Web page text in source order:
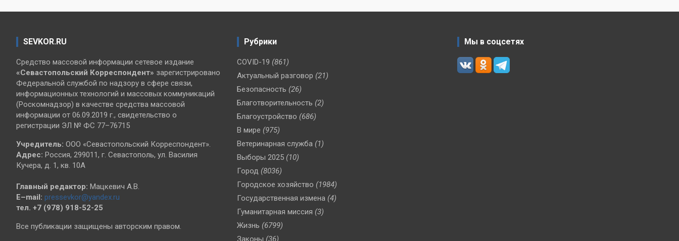
SEVKOR.RU
Средство массовой информации сетевое издание
«Севастопольский Корреспондент» зарегистрировано
Федеральной службой по надзору в сфере связи,
информационных технологий и массовых коммуникаций
(Роскомнадзор) в качестве средства массовой
информации от 06.09.2019 г., свидетельство о
регистрации ЭЛ № ФС 77–76715
Учредитель: ООО «Севастопольский Корреспондент».
Адрес: Россия, 299011, г. Севастополь, ул. Василия
Кучера, д. 1, кв. 10А
Главный редактор: Мацкевич А.В.
E–mail: pressevkor@yandex.ru
тел. +7 (978) 918-52-25
Все публикации защищены авторским правом.
Рубрики
COVID-19 (861)
Актуальный разговор (21)
Безопасность (26)
Благотворительность (2)
Благоустройство (686)
В мире (975)
Ветеринарная служба (1)
Выборы 2025 (10)
Город (8036)
Городское хозяйство (1984)
Государственная измена (4)
Гуманитарная миссия (3)
Жизнь (6799)
Законы (36)
Мы в соцсетях